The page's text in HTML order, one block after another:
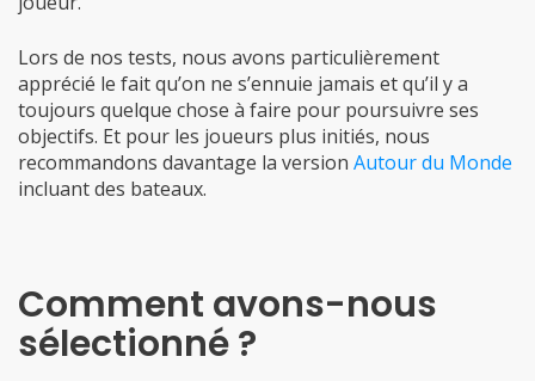
Lors de nos tests, nous avons particulièrement
apprécié le fait qu’on ne s’ennuie jamais et qu’il y a
toujours quelque chose à faire pour poursuivre ses
objectifs. Et pour les joueurs plus initiés, nous
recommandons davantage la versionAutour du Monde
incluant des bateaux.
sélectionné ?